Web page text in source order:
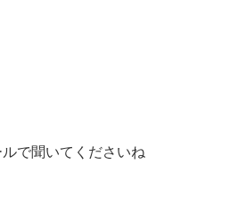
で聞いてくださいね